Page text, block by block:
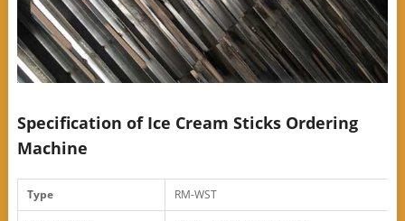
Specification of Ice Cream Sticks Ordering
Machine
Type RM-WST